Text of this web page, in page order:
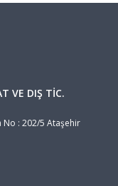
VE DIŞ TİC.
No : 202/5 Ataşehir